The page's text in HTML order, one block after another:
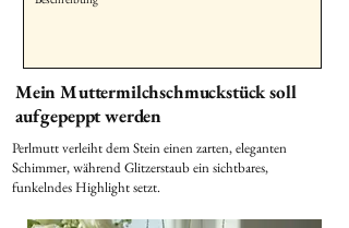
Mein Muttermilchschmuckstück soll
aufgepeppt werden
Perlmutt verleiht dem Stein einen zarten, eleganten
Schimmer, während Glitzerstaub ein sichtbares,
funkelndes Highlight setzt.